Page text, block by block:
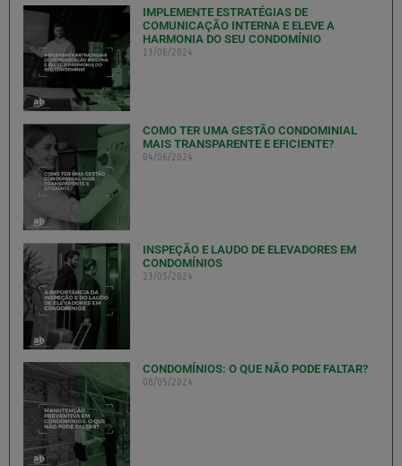
IMPLEMENTE ESTRATÉGIAS DE
COMUNICAÇÃO INTERNA E ELEVE A
HARMONIA DO SEU CONDOMÍNIO
13/06/2024
COMO TER UMA GESTÃO CONDOMINIAL
MAIS TRANSPARENTE E EFICIENTE?
04/06/2024
INSPEÇÃO E LAUDO DE ELEVADORES EM
CONDOMÍNIOS
23/05/2024
CONDOMÍNIOS: O QUE NÃO PODE FALTAR?
08/05/2024